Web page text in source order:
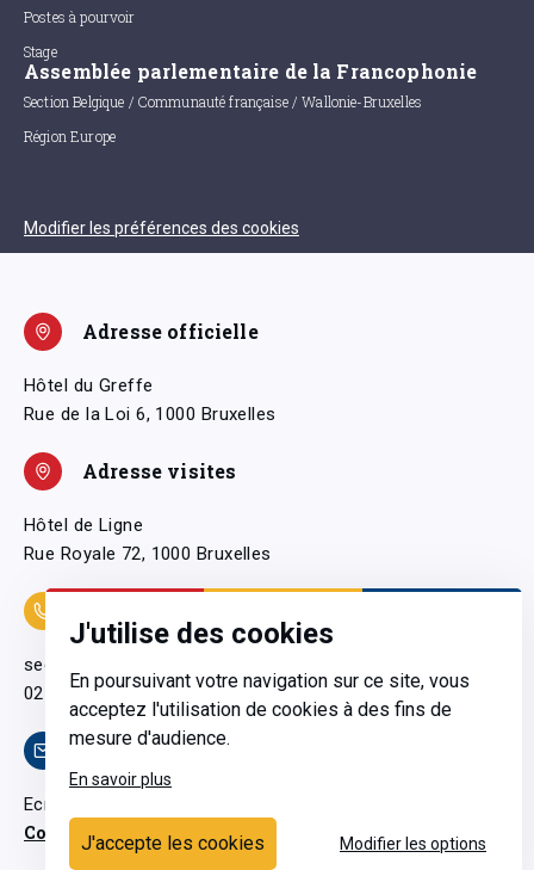
J'utilise des cookies
En poursuivant votre navigation sur ce site, vous
acceptez l'utilisation de cookies à des fins de
mesure d'audience.
En savoir plus
J'accepte les cookies Modifier les options
Postes à pourvoir
Stage
Assemblée parlementaire de la Francophonie
Section Belgique / Communauté française / Wallonie-Bruxelles
Région Europe
Modifier les préférences des cookies
Adresse officielle
Hôtel du Greffe
Rue de la Loi 6, 1000 Bruxelles
Adresse visites
Hôtel de Ligne
Rue Royale 72, 1000 Bruxelles
secretariatgeneral@pfwb.be
02 506 38 11
Contact
Ecrivez-nous
Contactez-nous